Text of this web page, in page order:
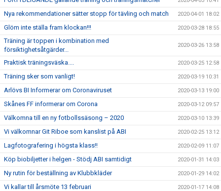
Nya rekommendationer sätter stopp för tävling och match 2020-04-01 18:02
Glöm inte ställa fram klockan!!! 2020-03-28 18:55
Träning är toppen i kombination med
försiktighetsåtgärder...
2020-03-26 13:58
Praktisk träningsväska.... 2020-03-25 12:58
Träning sker som vanligt! 2020-03-19 10:31
Arlövs BI Informerar om Coronaviruset 2020-03-13 19:00
Skånes FF informerar om Corona 2020-03-12 09:57
Välkomna till en ny fotbollssäsong – 2020 2020-03-10 13:39
Vi välkomnar Git Riboe som kanslist på ABI 2020-02-25 13:12
Lagfotografering i högsta klass!! 2020-02-09 11:07
Köp biobiljetter i helgen - Stödj ABI samtidigt 2020-01-31 14:03
Ny rutin för beställning av Klubbkläder 2020-01-29 14:02
Vi kallar till årsmöte 13 februari 2020-01-17 14:08